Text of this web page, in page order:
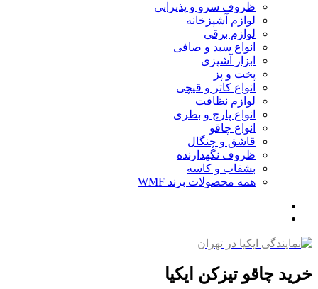
ظروف سرو و پذیرایی
لوازم آشپزخانه
لوازم برقی
انواع سبد و صافی
ابزار آشپزی
پخت و پز
انواع کاتر و قیچی
لوازم نظافت
انواع پارچ و بطری
انواع چاقو
قاشق و چنگال
ظروف نگهدارنده
بشقاب و کاسه
همه محصولات برند WMF
خرید چاقو تیزکن ایکیا